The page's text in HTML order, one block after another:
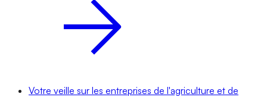
Votre veille sur les entreprises de l'agriculture et de